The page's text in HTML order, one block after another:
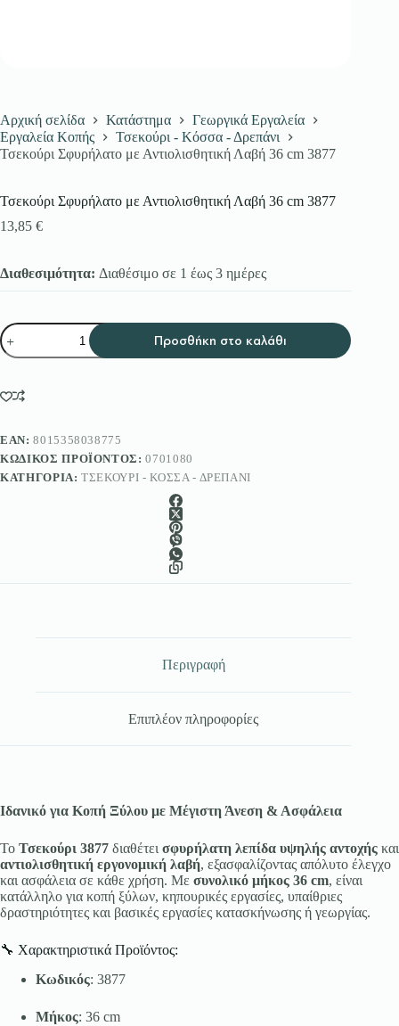
Αρχική σελίδα Κατάστημα
Γεωργικά Εργαλεία
Εργαλεία Κοπής
Τσεκούρι - Κόσσα - Δρεπάνι
Τσεκούρι Σφυρήλατο με Αντιολισθητική Λαβή 36 cm 3877
Τσεκούρι Σφυρήλατο με Αντιολισθητική Λαβή 36 cm 3877
13,85 €
Διαθεσιμότητα: Διαθέσιμο σε 1 έως 3 ημέρες
Τσεκούρι
Σφυρήλατο
με
Λαβή
36
3877
Προσθήκη στο καλάθι
EAN:8015358038775
ΚΩΔΙΚΌΣ ΠΡΟΪΌΝΤΟΣ:0701080
ΚΑΤΗΓΟΡΊΑ:ΤΣΕΚΟΎΡΙ - ΚΌΣΣΑ - ΔΡΕΠΆΝΙ
Περιγραφή
Επιπλέον πληροφορίες
Ιδανικό για Κοπή Ξύλου με Μέγιστη Άνεση & Ασφάλεια
Το Τσεκούρι 3877 διαθέτεισφυρήλατη λεπίδα υψηλής αντοχής και
αντιολισθητική εργονομική λαβή, εξασφαλίζοντας απόλυτο έλεγχο
και ασφάλεια σε κάθε χρήση. Με συνολικό μήκος 36 cm, είναι
κατάλληλο για κοπή ξύλων, κηπουρικές εργασίες, υπαίθριες
δραστηριότητες και βασικές εργασίες κατασκήνωσης ή γεωργίας.
🔧 Χαρακτηριστικά Προϊόντος:
Κωδικός: 3877
Μήκος: 36 cm